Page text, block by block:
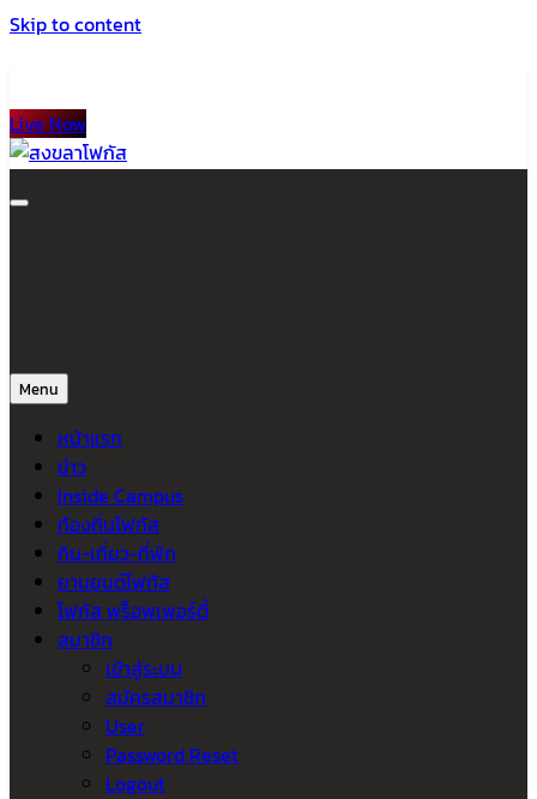
Skip to content
Live Now
สงขลาโฟกัส
ติดตามข่าวสาร ภาคใต้ หาดใหญ่และสงขลา จากสำนักข่าวโฟกัส
Menu
หน้าแรก
ข่าว
Inside Campus
ท้องถิ่นโฟกัส
กิน-เที่ยว-ที่พัก
ยานยนต์โฟกัส
โฟกัส พร็อพเพอร์ตี้
สมาชิก
เข้าสู่ระบบ
สมัครสมาชิก
User
Password Reset
Logout